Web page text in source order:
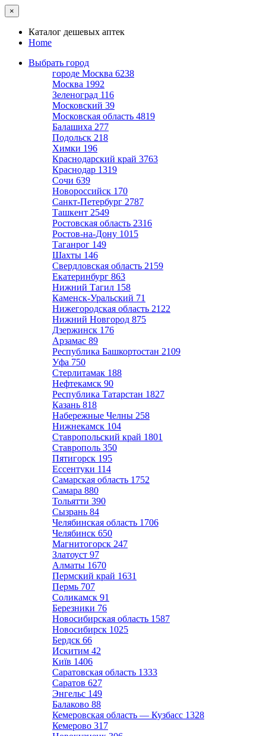
×
Каталог дешевых аптек
Home
Выбрать город
городе Москва 6238
Москва 1992
Зеленоград 116
Московский 39
Московская область 4819
Балашиха 277
Подольск 218
Химки 196
Краснодарский край 3763
Краснодар 1319
Сочи 639
Новороссийск 170
Санкт-Петербург 2787
Ташкент 2549
Ростовская область 2316
Ростов-на-Дону 1015
Таганрог 149
Шахты 146
Свердловская область 2159
Екатеринбург 863
Нижний Тагил 158
Каменск-Уральский 71
Нижегородская область 2122
Нижний Новгород 875
Дзержинск 176
Арзамас 89
Республика Башкортостан 2109
Уфа 750
Стерлитамак 188
Нефтекамск 90
Республика Татарстан 1827
Казань 818
Набережные Челны 258
Нижнекамск 104
Ставропольский край 1801
Ставрополь 350
Пятигорск 195
Ессентуки 114
Самарская область 1752
Самара 880
Тольятти 390
Сызрань 84
Челябинская область 1706
Челябинск 650
Магнитогорск 247
Златоуст 97
Алматы 1670
Пермский край 1631
Пермь 707
Соликамск 91
Березники 76
Новосибирская область 1587
Новосибирск 1025
Бердск 66
Искитим 42
Київ 1406
Саратовская область 1333
Саратов 627
Энгельс 149
Балаково 88
Кемеровская область — Кузбасс 1328
Кемерово 317